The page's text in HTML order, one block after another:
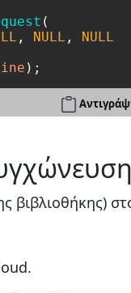
(
, NULL ,
NULL
βιβλιοθήκης)